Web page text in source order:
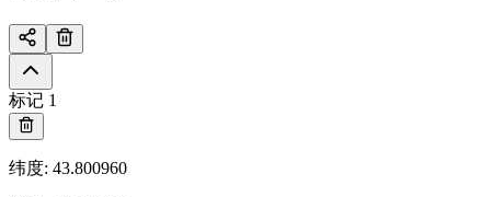
标记 1
纬度: 43.800960